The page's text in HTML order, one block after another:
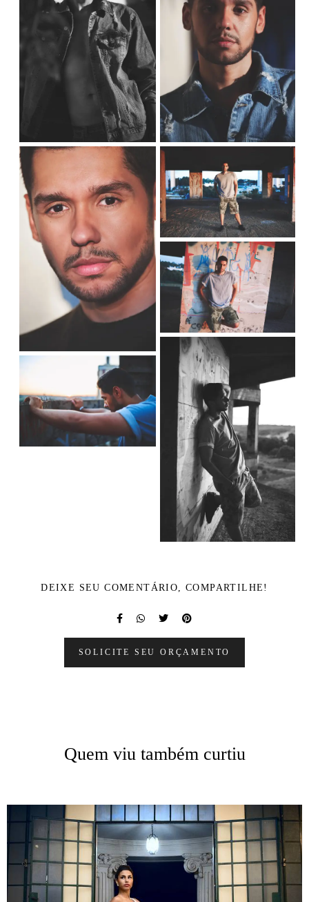
DEIXE SEU COMENTÁRIO, COMPARTILHE!
SOLICITE SEU ORÇAMENTO
Quem viu também curtiu